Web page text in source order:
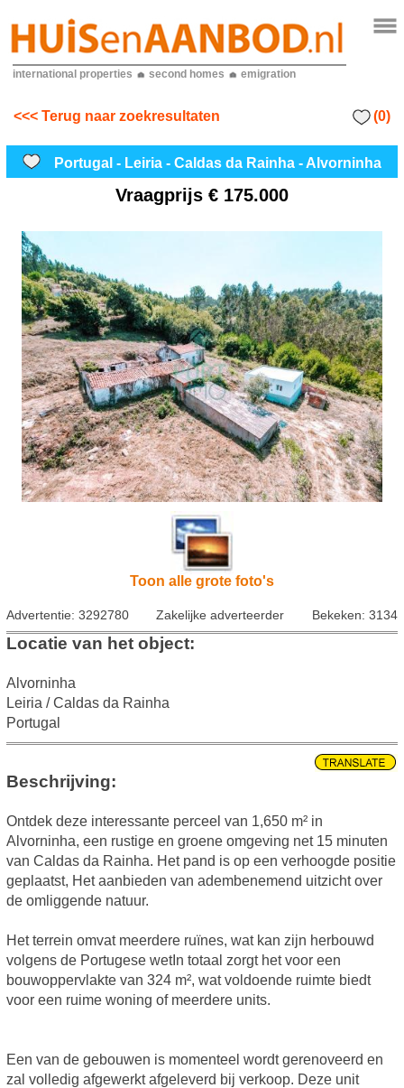
international properties second homes emigration
<<< Terug naar zoekresultaten (0)
Portugal - Leiria - Caldas da Rainha - Alvorninha
Vraagprijs € 175.000
Toon alle grote foto's
Advertentie: 3292780 Zakelijke adverteerder Bekeken: 3134
Locatie van het object:
Alvorninha
Leiria / Caldas da Rainha
Portugal
Beschrijving:
Ontdek deze interessante perceel van 1,650 m² in
Alvorninha, een rustige en groene omgeving net 15 minuten
van Caldas da Rainha. Het pand is op een verhoogde positie
geplaatst, Het aanbieden van adembenemend uitzicht over
de omliggende natuur.
Het terrein omvat meerdere ruïnes, wat kan zijn herbouwd
volgens de Portugese wetIn totaal zorgt het voor een
bouwoppervlakte van 324 m², wat voldoende ruimte biedt
voor een ruime woning of meerdere units.
Een van de gebouwen is momenteel wordt gerenoveerd en
zal volledig afgewerkt afgeleverd bij verkoop. Deze unit